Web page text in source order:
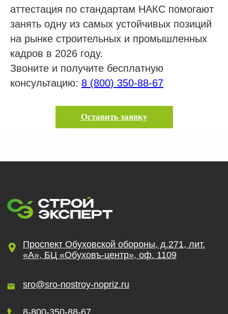
аттестация по стандартам НАКС помогают
занять одну из самых устойчивых позиций
на рынке строительных и промышленных
кадров в 2026 году.
Звоните и получите бесплатную
консультацию: 8 (800) 350-88-67
Оставить заявку
© 2013-2026 Все права защищены
ИНН 110502949715 ОГРНИП 319470400025151
Политика конфиденциальности